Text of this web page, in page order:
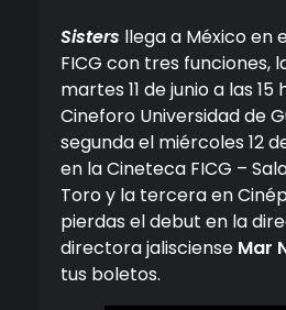
Sisters llega a México en
FICG con tres funciones,
martes 11 de junio a las 15
Cineforo Universidad de
segunda el miércoles 12
en la Cineteca FICG –
Toro y la tercera en
pierdas el debut en la
directora jalisciense Mar
tus boletos.